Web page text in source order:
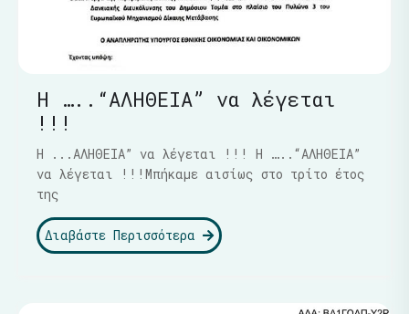
Η …..“ΑΛΗΘΕΙΑ” να λέγεται
!!!
Η ...ΑΛΗΘΕΙΑ” να λέγεται !!! Η …..“ΑΛΗΘΕΙΑ”
να λέγεται !!!Μπήκαμε αισίως στο τρίτο έτος
της
Διαβάστε Περισσότερα